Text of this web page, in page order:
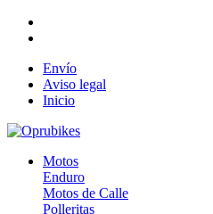
Envío
Aviso legal
Inicio
Motos
Enduro
Motos de Calle
Polleritas